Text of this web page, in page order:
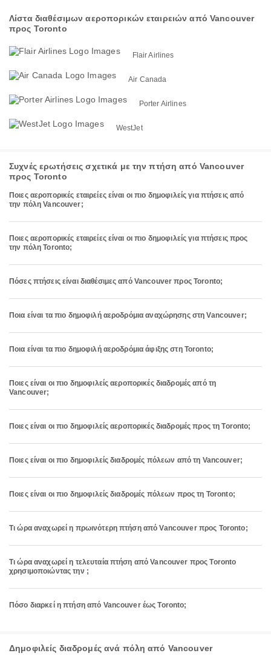
Λίστα διαθέσιμων αεροπορικών εταιρειών από Vancouver
προς Toronto
Flair Airlines
Air Canada
Porter Airlines
WestJet
Συχνές ερωτήσεις σχετικά με την πτήση από Vancouver
προς Toronto
Ποιες αεροπορικές εταιρείες είναι οι πιο δημοφιλείς για πτήσεις από
την πόλη Vancouver;
Ποιες αεροπορικές εταιρείες είναι οι πιο δημοφιλείς για πτήσεις προς
την πόλη Toronto;
Πόσες πτήσεις είναι διαθέσιμες από Vancouver προς Toronto;
Ποια είναι τα πιο δημοφιλή αεροδρόμια αναχώρησης στη Vancouver;
Ποια είναι τα πιο δημοφιλή αεροδρόμια άφιξης στη Toronto;
Ποιες είναι οι πιο δημοφιλείς αεροπορικές διαδρομές από τη
Vancouver;
Ποιες είναι οι πιο δημοφιλείς αεροπορικές διαδρομές προς τη Toronto;
Ποιες είναι οι πιο δημοφιλείς διαδρομές πόλεων από τη Vancouver;
Ποιες είναι οι πιο δημοφιλείς διαδρομές πόλεων προς τη Toronto;
Τι ώρα αναχωρεί η πρωινότερη πτήση από Vancouver προς Toronto;
Τι ώρα αναχωρεί η τελευταία πτήση από Vancouver προς Toronto
χρησιμοποιώντας την ;
Πόσο διαρκεί η πτήση από Vancouver έως Toronto;
Δημοφιλείς διαδρομές ανά πόλη από Vancouver